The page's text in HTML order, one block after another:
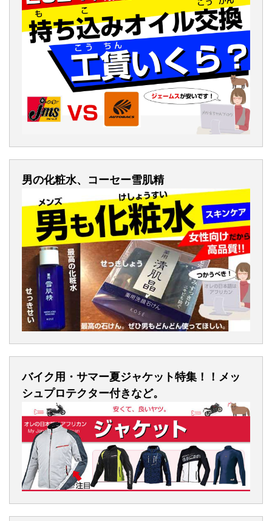
男の化粧水、コーセー雪肌精
バイク用・サマー夏ジャケット特集！！メッ
シュプロテクター付きなど。